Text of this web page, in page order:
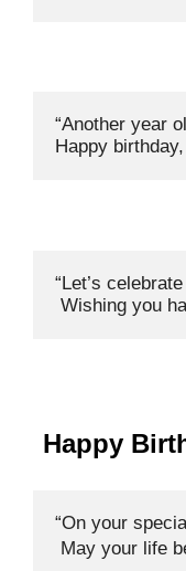
“Another year
Happy
“Let’s
Wishing you
Happy
“On your
May your life